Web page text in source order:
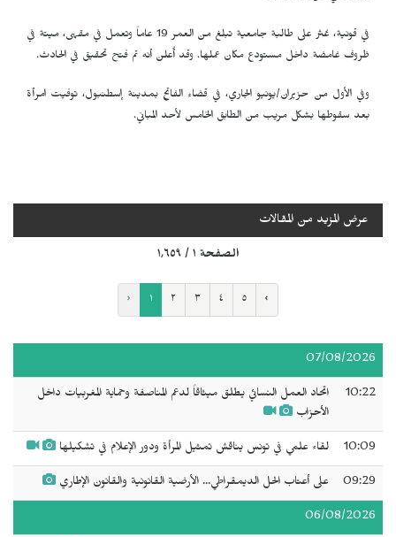
في قونية، عُثر على طالبة جامعية تبلغ من العمر 19 عاماً وتعمل في مقهى، ميتة في
ظروف غامضة داخل مستودع مكان عملها. وقد أُعلن أنه تم فتح تحقيق في الحادث.
وفي الأول من حزيران/يونيو الجاري، في قضاء الفاتح بمدينة إسطنبول، توفيت امرأة
بعد سقوطها بشكل مريب من الطابق الخامس لأحد المباني.
عرض المزيد من المقالات
الصفحة ١ / ١٬٦٥٩
‹ ١ ٢ ٣ ٤ ٥ ›
07/08/2026
10:22
اتحاد العمل النسائي يطلق ميثاقاً لدعم المناصفة وحماية المغربيات داخل
الأحزاب
10:09 لقاء علمي في تونس يناقش تمثيل المرأة ودور الإعلام في تشكيلها
09:29 على أعتاب الحل الديمقراطي... الأرضية القانونية والقانون الإطاري
06/08/2026